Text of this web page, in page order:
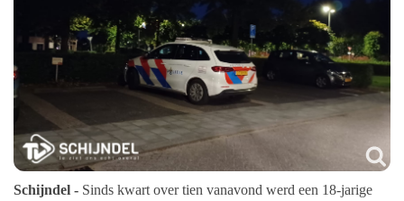
Schijndel - Sinds kwart over tien vanavond werd een 18-jarige